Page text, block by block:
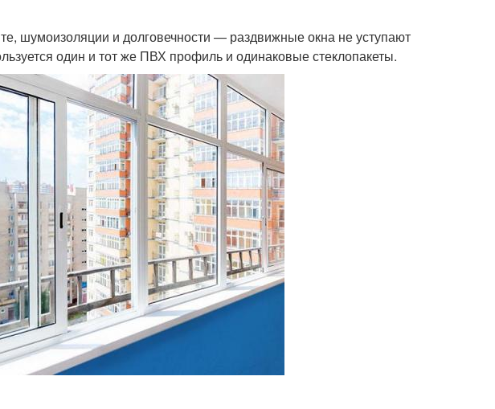
шумоизоляции и долговечности — раздвижные окна не уступают
один и тот же ПВХ профиль и одинаковые стеклопакеты.